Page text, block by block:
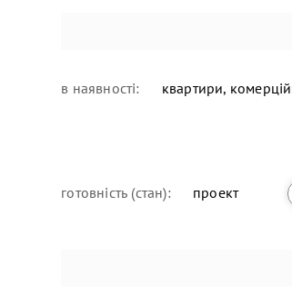
в наявності: квартири,
готовність (стан): проект